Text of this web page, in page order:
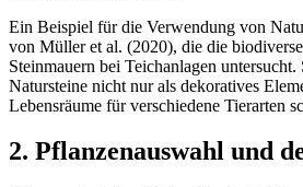
Ein Beispiel für die Verwendung von
von Müller et al. (2020), die die
Steinmauern bei Teichanlagen untersucht.
Natursteine nicht nur als dekoratives
Lebensräume für verschiedene Tierarten
2. Pflanzenauswahl und